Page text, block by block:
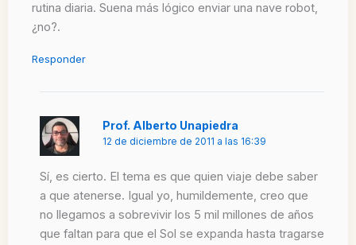
rutina diaria. Suena más lógico enviar una nave robot,
¿no?.
Responder
Prof. Alberto Unapiedra
12 de diciembre de 2011 a las 16:39
Sí, es cierto. El tema es que quien viaje debe saber
a que atenerse. Igual yo, humildemente, creo que
no llegamos a sobrevivir los 5 mil millones de años
que faltan para que el Sol se expanda hasta tragarse